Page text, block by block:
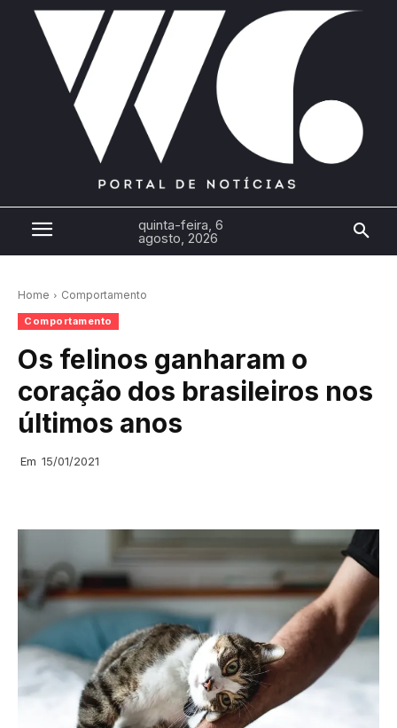
quinta-feira, 6
agosto, 2026
Home Comportamento
Comportamento
Os felinos ganharam o
coração dos brasileiros nos
últimos anos
Em 15/01/2021